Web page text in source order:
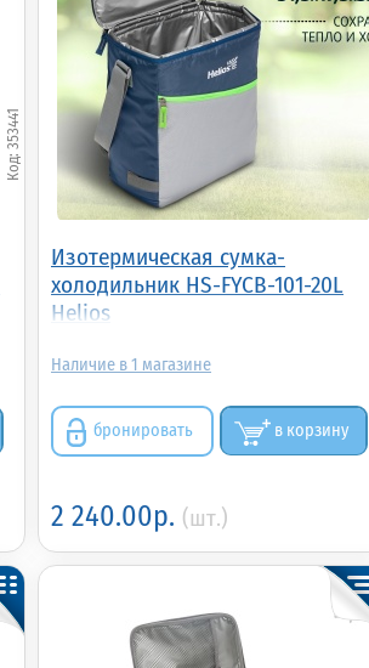
353441
Изотермическая сумка-
холодильник HS-FYCB-101-20L
Helios
1
бронировать в корзину
2 240.00р. (шт.)